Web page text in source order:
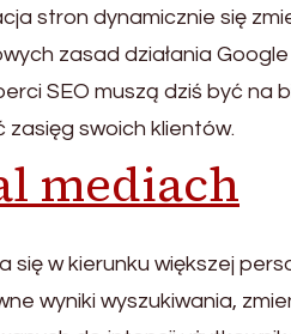
stron dynamicznie się
zasad działania
SEO muszą dziś być
swoich klientów.
mediach
się w kierunku większej
wyniki wyszukiwania,